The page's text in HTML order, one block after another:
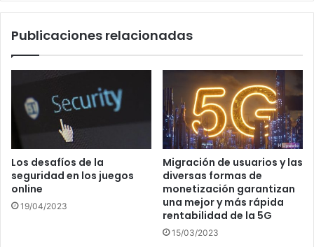
Publicaciones relacionadas
Los desafíos de la
seguridad en los juegos
online
19/04/2023
Migración de usuarios y las
diversas formas de
monetización garantizan
una mejor y más rápida
rentabilidad de la 5G
15/03/2023